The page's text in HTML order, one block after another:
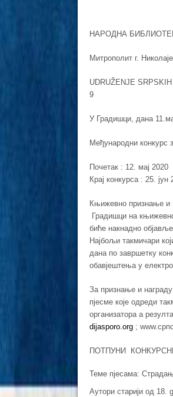
НАРОДНА
Mитрополит г.
UDRUŽENJE
9
У Градишци, дана
Међународни конкурс
Почетак : 12. мај 2020
Крај конкурса : 25. јун
Књижевно признање
Градишци на
биће накнадно
Најбољи такмичари
дана по завршетку
обавјештења у
За признање и
пјесме које одреди
организатора а
dijasporo.org ;
ПОТПУНИ
Теме пјесама:
Аутори старији од 18.